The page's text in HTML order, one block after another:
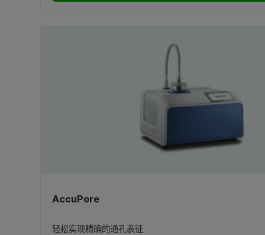
AccuPore
轻松实现精确的通孔表征